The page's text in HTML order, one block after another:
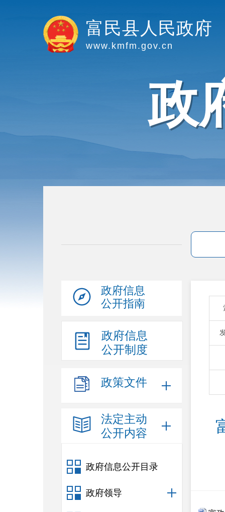
富民县人民政府
www.kmfm.gov.cn
政
政府信息
公开指南
政府信息
公开制度
政策文件
法定主动
公开内容
政府信息公开目录
政府领导